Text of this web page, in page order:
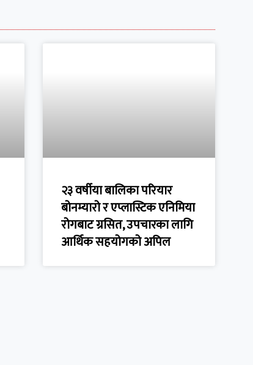
२३ वर्षीया बालिका परियार
बोनम्यारो र एप्लास्टिक एनिमिया
रोगबाट ग्रसित, उपचारका लागि
आर्थिक सहयोगको अपिल